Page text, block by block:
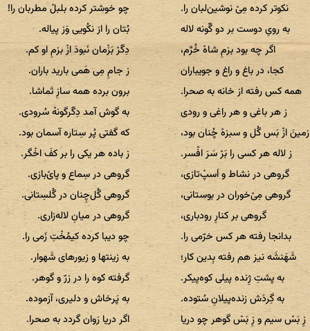
نکوتر کرده مِیْ نوشین‌لبان را.
چو خوشتر کرده بلبلْ مطربان را!
به رویِ دوست بر دو گّونه لاله
بُتان را از نکُویی وَز پیاله.
اگر چه بود بزمِ شاهْ خُرَّم،
دِگَرْ بَزْمان نَبودَ ازْ بزمِ او کم.
کجا، در باغ و راغ و جویباران
ز جامِ مِی هَمی بارید باران.
همه کس رفته از خانه به صحرا.
برون برده همه سازِ تَماشا.
ز هر باغی و هر راغی و رودی
به گوش آمد دِگَرگونهْ سُرودی.
زمینَ ازْ بَس گُل و سبزهْ چُنان بود،
که گفتی پُر سِتاره آسمان بود.
ز لاله هر کسی را بَرْ سَرَ افْسر.
ز باده هر یکی را بر کفَ اخْگر.
گروهی در نشاط و اَسپْ‌تازی،
گروهی در سِماع و پا‌یْ‌بازی.
گروهی مِی‌ْخوران در بوستانی،
گروهی گُل‌چِنان در گُلسِتانی.
گروهی بر کنارِ رودباری،
گروهی در میانِ لاله‌زاری.
بدانجا رفته هر کس خرّمی را.
چو دیبا کرده کیمُخْتِ زَمی را.
شَهَنشَه نیز هم رفته بِدین کار؛
به زینتها و زیورهای شَهوار.
به پشتِ ژِنده پیلی کوه‌پیکر.
گرفته کوه را در زرّ و گوهر.
به گِردَش زنده‌پیلانِ سُتوده.
به پَرخاش و دلیری، آزموده.
زِ بَسْ سیم و زِ بَسْ گوهر چو دریا
اگر دریا رَوان گردد به صحرا.